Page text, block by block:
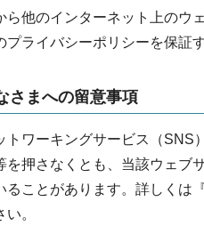
ら他のインターネット上のウ
プライバシーポリシーを保証
さまへの留意事項
トワーキングサービス（
を押さなくとも、当該ウェブ
ることがあります。詳しくは
。